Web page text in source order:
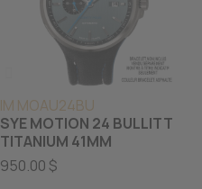
IM MOAU24BU
SYE MOTION 24 BULLITT
TITANIUM 41MM
950.00 $